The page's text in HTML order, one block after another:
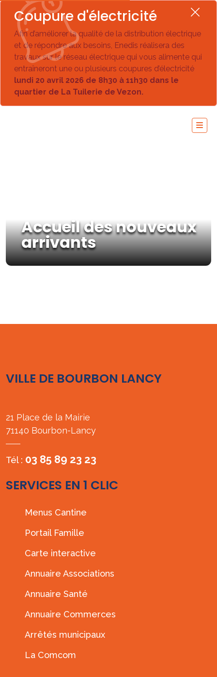
Coupure d'électricité
Afin d’améliorer la qualité de la distribution électrique
et de répondre aux besoins, Enedis réalisera des
travaux sur le réseau électrique qui vous alimente qui
entraîneront une ou plusieurs coupures d’électricité
lundi 20 avril 2026 de 8h30 à 11h30 dans le
quartier de La Tuilerie de Vezon.
Accueil des nouveaux
arrivants
VILLE DE BOURBON LANCY
21 Place de la Mairie
71140 Bourbon-Lancy
Tél : 03 85 89 23 23
SERVICES EN 1 CLIC
Menus Cantine
Portail Famille
Carte interactive
Annuaire Associations
Annuaire Santé
Annuaire Commerces
Arrêtés municipaux
La Comcom